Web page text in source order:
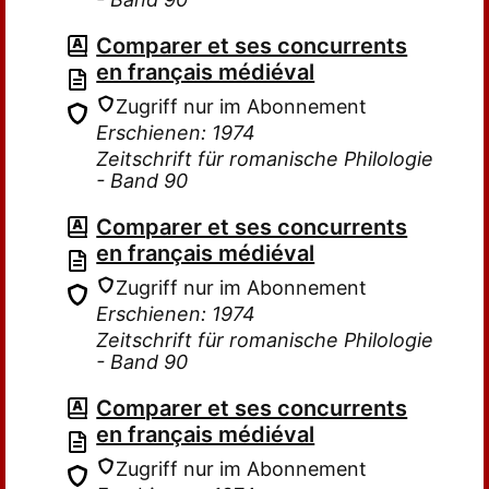
Comparer et ses concurrents
en français médiéval
Zugriff nur im Abonnement
Erschienen: 1974
Zeitschrift für romanische Philologie
- Band 90
Comparer et ses concurrents
en français médiéval
Zugriff nur im Abonnement
Erschienen: 1974
Zeitschrift für romanische Philologie
- Band 90
Comparer et ses concurrents
en français médiéval
Zugriff nur im Abonnement